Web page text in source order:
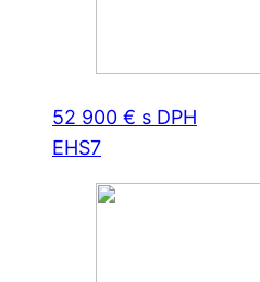
52 900 € s DPH
EHS7